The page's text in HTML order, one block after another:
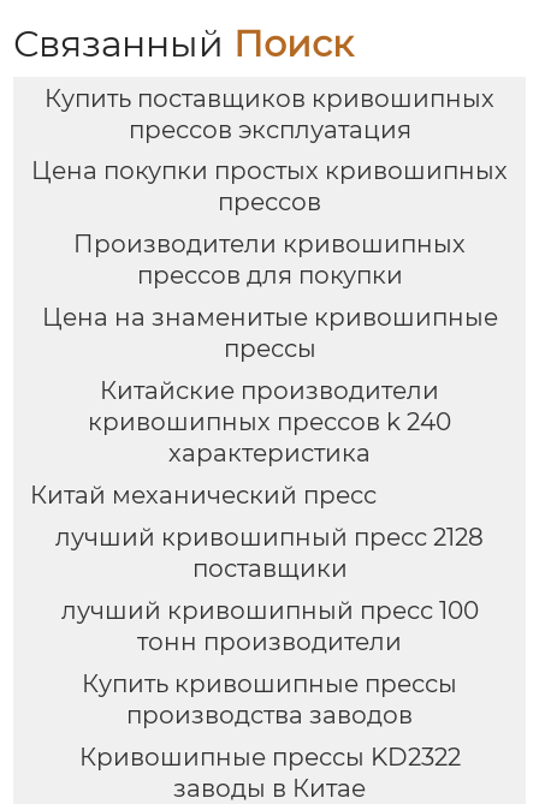
Связанный Поиск
Купить поставщиков кривошипных
прессов эксплуатация
Цена покупки простых кривошипных
прессов
Производители кривошипных
прессов для покупки
Цена на знаменитые кривошипные
прессы
Китайские производители
кривошипных прессов k 240
характеристика
Китай механический пресс
лучший кривошипный пресс 2128
поставщики
лучший кривошипный пресс 100
тонн производители
Купить кривошипные прессы
производства заводов
Кривошипные прессы KD2322
заводы в Китае